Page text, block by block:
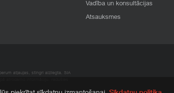
Vadība un konsultācijas
Atsauksmes
atļaujas, stingri aizliegta. SIA